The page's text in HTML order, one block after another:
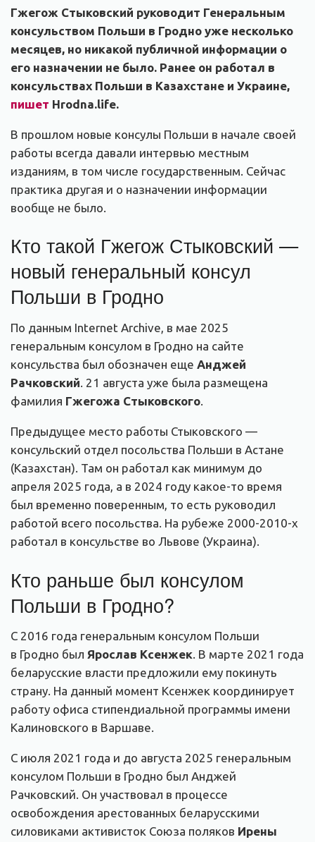
Гжегож Стыковский руководит Генеральным
консульством Польши в Гродно уже несколько
месяцев, но никакой публичной информации о
его назначении не было. Ранее он работал в
консульствах Польши в Казахстане и Украине,
пишет Hrodna.life.
В прошлом новые консулы Польши в начале своей
работы всегда давали интервью местным
изданиям, в том числе государственным. Сейчас
практика другая и о назначении информации
вообще не было.
Кто такой Гжегож Стыковский —
новый генеральный консул
Польши в Гродно
По данным Internet Archive, в мае 2025
генеральным консулом в Гродно на сайте
консульства был обозначен еще Анджей
Рачковский. 21 августа уже была размещена
фамилия Гжегожа Стыковского.
Предыдущее место работы Стыковского —
консульский отдел посольства Польши в Астане
(Казахстан). Там он работал как минимум до
апреля 2025 года, а в 2024 году какое-то время
был временно поверенным, то есть руководил
работой всего посольства. На рубеже 2000-2010-х
работал в консульстве во Львове (Украина).
Кто раньше был консулом
Польши в Гродно?
С 2016 года генеральным консулом Польши
в Гродно был Ярослав Ксенжек. В марте 2021 года
беларусские власти предложили ему покинуть
страну. На данный момент Ксенжек координирует
работу офиса стипендиальной программы имени
Калиновского в Варшаве.
С июля 2021 года и до августа 2025 генеральным
консулом Польши в Гродно был Анджей
Рачковский. Он участвовал в процессе
освобождения арестованных беларусскими
силовиками активисток Союза поляков Ирены